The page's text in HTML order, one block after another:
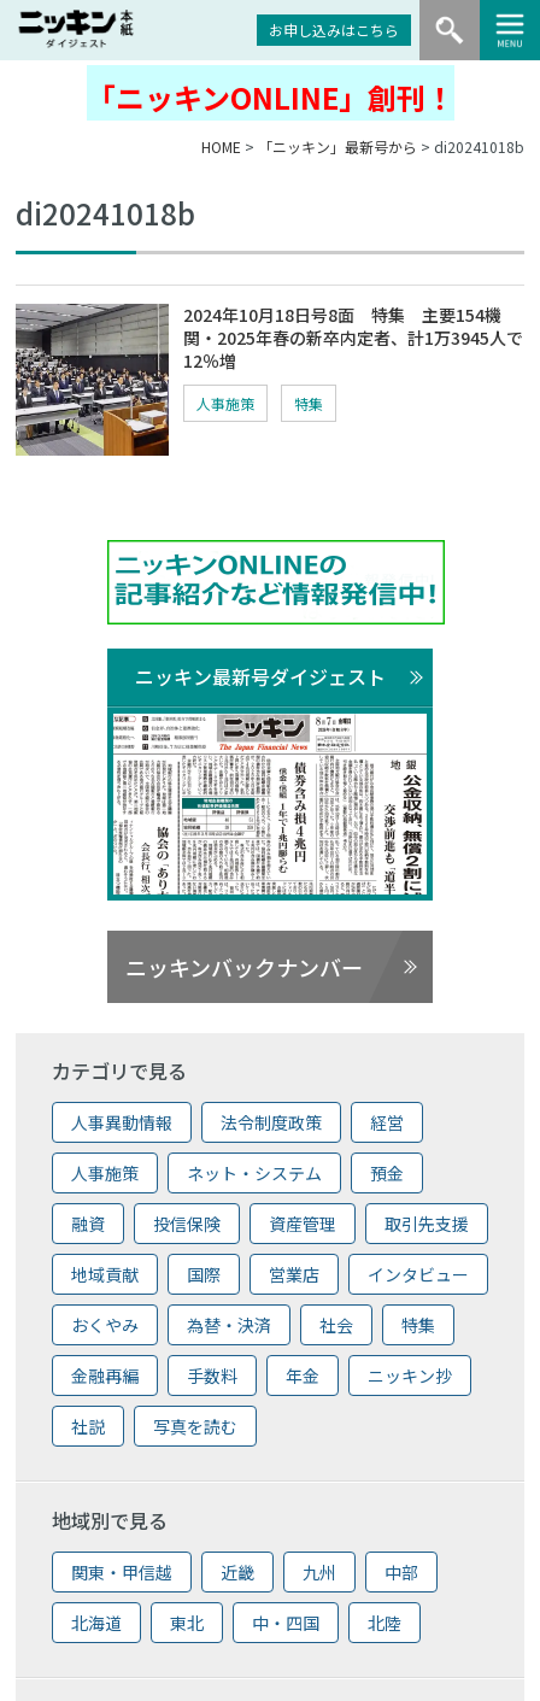
お申し込みはこちら
「ニッキンONLINE」創刊！
HOME > 「ニッキン」最新号から > di20241018b
di20241018b
2024年10月18日号8面 特集 主要154機
関・2025年春の新卒内定者、計1万3945人で
12％増
人事施策 特集
ニッキン最新号ダイジェスト
ニッキンバックナンバー
カテゴリで見る
人事異動情報 法令制度政策 経営
人事施策 ネット・システム 預金
融資 投信保険 資産管理 取引先支援
地域貢献 国際 営業店 インタビュー
おくやみ 為替・決済 社会 特集
金融再編 手数料 年金 ニッキン抄
社説 写真を読む
地域別で見る
関東・甲信越 近畿 九州 中部
北海道 東北 中・四国 北陸